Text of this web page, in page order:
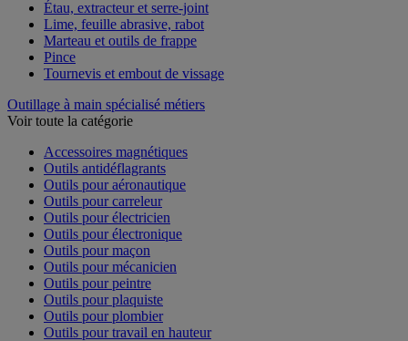
Étau, extracteur et serre-joint
Lime, feuille abrasive, rabot
Marteau et outils de frappe
Pince
Tournevis et embout de vissage
Outillage à main spécialisé métiers
Voir toute la catégorie
Accessoires magnétiques
Outils antidéflagrants
Outils pour aéronautique
Outils pour carreleur
Outils pour électricien
Outils pour électronique
Outils pour maçon
Outils pour mécanicien
Outils pour peintre
Outils pour plaquiste
Outils pour plombier
Outils pour travail en hauteur